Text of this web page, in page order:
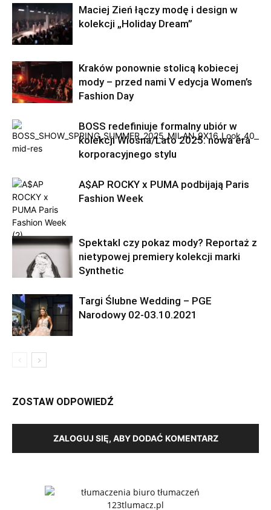
Maciej Zień łączy modę i design w
kolekcji „Holiday Dream”
Kraków ponownie stolicą kobiecej
mody – przed nami V edycja Women’s
Fashion Day
BOSS redefiniuje formalny ubiór w
kolekcji Wiosna/Lato 2025: nowa era
korporacyjnego stylu
A$AP ROCKY x PUMA podbijają Paris
Fashion Week
Spektakl czy pokaz mody? Reportaż z
nietypowej premiery kolekcji marki
Synthetic
Targi Ślubne Wedding – PGE
Narodowy 02-03.10.2021
ZOSTAW ODPOWIEDŹ
ZALOGUJ SIĘ, ABY DODAĆ KOMENTARZ